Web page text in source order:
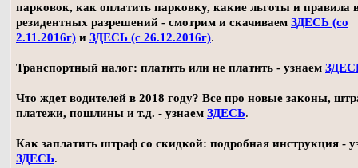
парковок, как оплатить парковку, какие льготы и правила
резидентных разрешений - смотрим и скачиваем ЗДЕСЬ (со
2.11.2016г) и ЗДЕСЬ (с 26.12.2016г).
Транспортный налог: платить или не платить - узнаем
Что ждет водителей в 2018 году? Все про новые законы,
платежи, пошлины и т.д. - узнаем ЗДЕСЬ.
Как заплатить штраф со скидкой: подробная инструкция -
ЗДЕСЬ.